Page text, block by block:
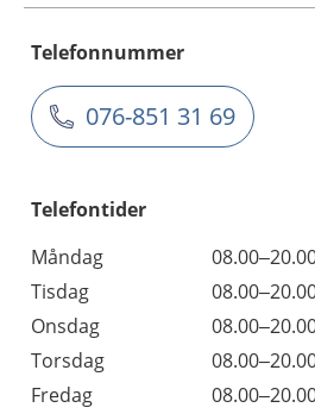
Telefonnummer
076-851 31 69
Telefontider
Måndag
Tisdag
Onsdag
Torsdag
Fredag